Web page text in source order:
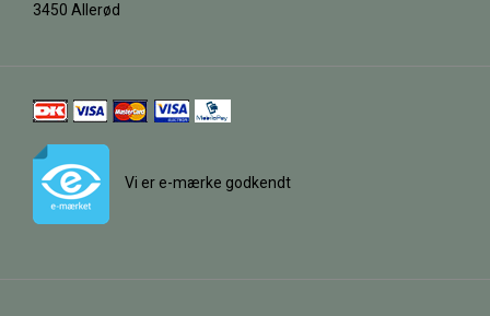
3450 Allerød
Vi er e-mærke godkendt